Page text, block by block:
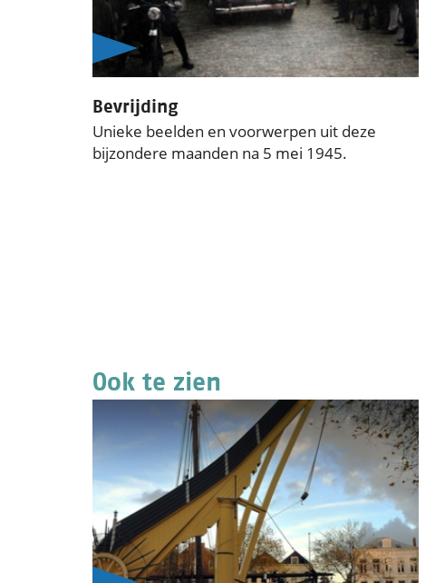
Bevrijding
Unieke beelden en voorwerpen uit deze
bijzondere maanden na 5 mei 1945.
Ook te zien